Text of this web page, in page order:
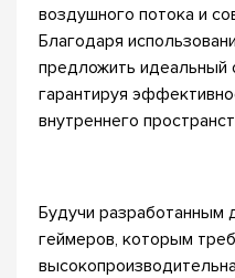
воздушного потока и
Благодаря
предложить идеальный
гарантируя
внутреннего
Будучи разработанным
геймеров, которым